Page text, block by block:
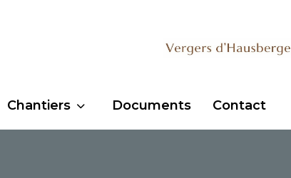
Chantiers Documents Contact